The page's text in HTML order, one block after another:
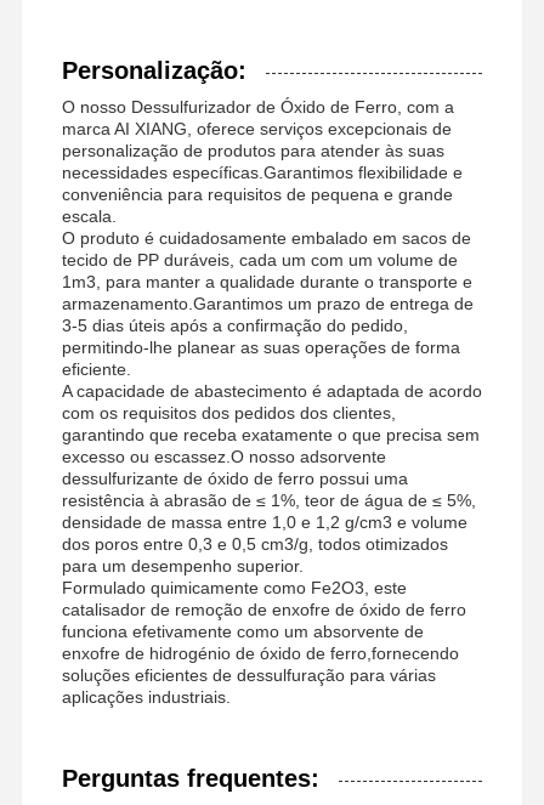
Personalização:
O nosso Dessulfurizador de Óxido de Ferro, com a
marca AI XIANG, oferece serviços excepcionais de
personalização de produtos para atender às suas
necessidades específicas.Garantimos flexibilidade e
conveniência para requisitos de pequena e grande
escala.
O produto é cuidadosamente embalado em sacos de
tecido de PP duráveis, cada um com um volume de
1m3, para manter a qualidade durante o transporte e
armazenamento.Garantimos um prazo de entrega de
3-5 dias úteis após a confirmação do pedido,
permitindo-lhe planear as suas operações de forma
eficiente.
A capacidade de abastecimento é adaptada de acordo
com os requisitos dos pedidos dos clientes,
garantindo que receba exatamente o que precisa sem
excesso ou escassez.O nosso adsorvente
dessulfurizante de óxido de ferro possui uma
resistência à abrasão de ≤ 1%, teor de água de ≤ 5%,
densidade de massa entre 1,0 e 1,2 g/cm3 e volume
dos poros entre 0,3 e 0,5 cm3/g, todos otimizados
para um desempenho superior.
Formulado quimicamente como Fe2O3, este
catalisador de remoção de enxofre de óxido de ferro
funciona efetivamente como um absorvente de
enxofre de hidrogénio de óxido de ferro,fornecendo
soluções eficientes de dessulfuração para várias
aplicações industriais.
Perguntas frequentes: